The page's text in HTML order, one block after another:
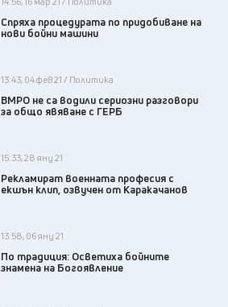
Спряха процедурата по придобиване на
нови бойни машини
13:43, 04 фев 21 / Политика
ВМРО не са водили сериозни разговори
за общо явяване с ГЕРБ
15:33, 28 яну 21
Рекламират военната професия с
екшън клип, озвучен от Каракачанов
13:58, 06 яну 21
По традиция: Осветиха бойните
знамена на Богоявление